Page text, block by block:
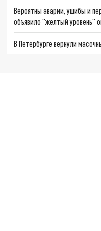
Вероятны аварии, ушибы и
объявило "желтый уровень"
В Петербурге вернули